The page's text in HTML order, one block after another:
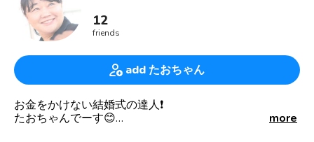
12
friends
add たおちゃん
お金をかけない結婚式の達人❗️
たおちゃんでーす😊
more